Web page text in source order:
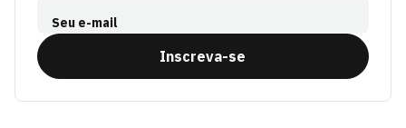
Seu e-mail
Inscreva-se